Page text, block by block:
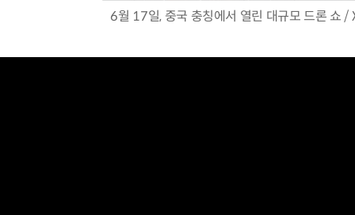
6월 17일, 중국 충칭에서 열린 대규모 드론 쇼